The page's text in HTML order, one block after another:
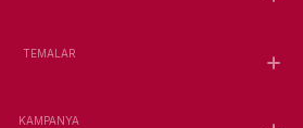
TEMALAR
KAMPANYA